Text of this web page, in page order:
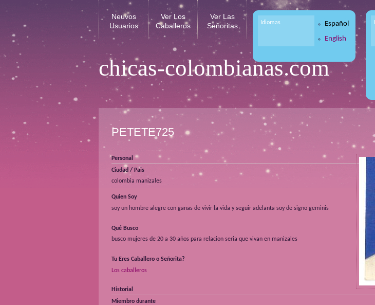
chicas-colombianas.com
Neuvos
Usuarios
Ver Los
Caballeros
Ver Las
Señoritas
Idiomas
Español
English
PETETE725
Personal
Ciudad / Pais
colombia manizales
Quien Soy
soy un hombre alegre con ganas de vivir la vida y seguir adelanta soy de signo geminis
Qué Busco
busco mujeres de 20 a 30 años para relacion seria que vivan en manizales
Tu Eres Caballero o Señorita?
Los caballeros
Historial
Miembro durante